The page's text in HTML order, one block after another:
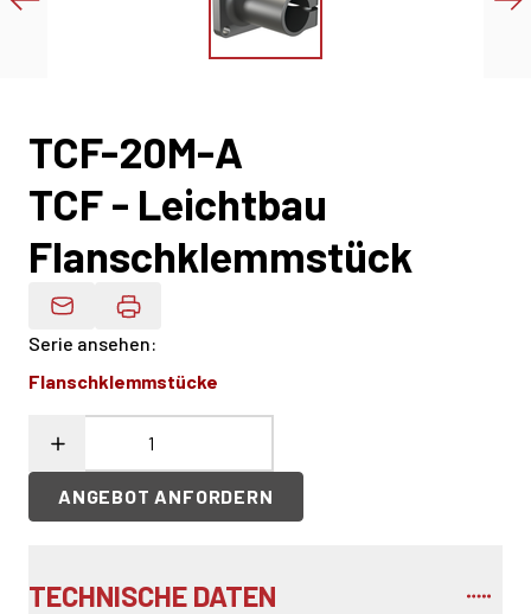
TCF-20M-A
TCF - Leichtbau
Flanschklemmstück
Produktdaten Per E-Mail
Serie ansehen:
Flanschklemmstücke
ANGEBOT ANFORDERN
TECHNISCHE DATEN